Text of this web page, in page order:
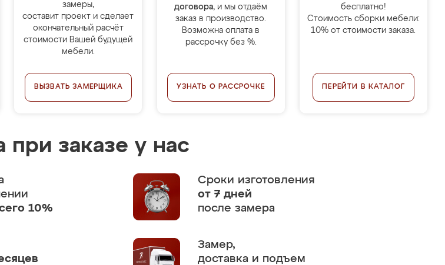
замеры,
составит проект и сделает
окончательный расчёт
стоимости Вашей будущей
мебели.
ВЫЗВАТЬ ЗАМЕРЩИКА
договора, и мы отдаём
заказ в производство.
Возможна оплата в
рассрочку без %.
УЗНАТЬ О РАССРОЧКЕ
бесплатно!
Стоимость сборки мебели:
10% от стоимости заказа.
ПЕРЕЙТИ В КАТАЛОГ
при заказе у нас
10%
Сроки изготовления
от 7 дней
после замера
Замер,
доставка и подъем